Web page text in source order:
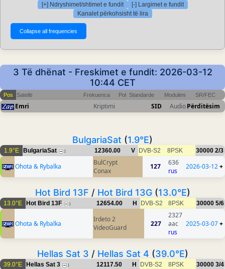
[+] Ndryshimet/shtimet e fundit
[-] Largimet e fundit
Kanalet përkohsisht të lira
3 Të dhënat - Freskimet e fundit: 2026-03-12
10:44 CET
Pos Sateliti Frekuenca Pol Standarde Modulimi SR/FEC
Emri Kriptimi SID AudioPërditësim
BulgariaSat (1.9°E)
1.9°E BulgariaSat 1 12360.00 V DVB-S2 8PSK 30000 2/3
Ohota & Rybalka
BulCrypt
Conax
127
636
rus
2026-03-12+
Hot Bird 13F / Hot Bird 13G(13.0°E)
13.0°E Hot Bird 13F 1 12654.00 H DVB-S2 8PSK 30000 5/6
Ohota & Rybalka
Irdeto 2
VideoGuard
227
2327
aac
rus
2025-03-07+
Hellas Sat 3 / Hellas Sat 4 (39.0°E)
39.0°E Hellas Sat 3 1 12117.50 H DVB-S2 8PSK 30000 3/4